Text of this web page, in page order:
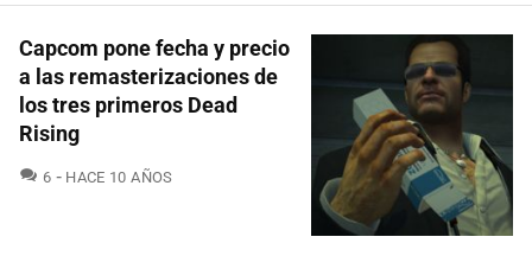
Capcom pone fecha y precio
a las remasterizaciones de
los tres primeros Dead
Rising
6 COMENTARIOS
HACE 10 AÑOS